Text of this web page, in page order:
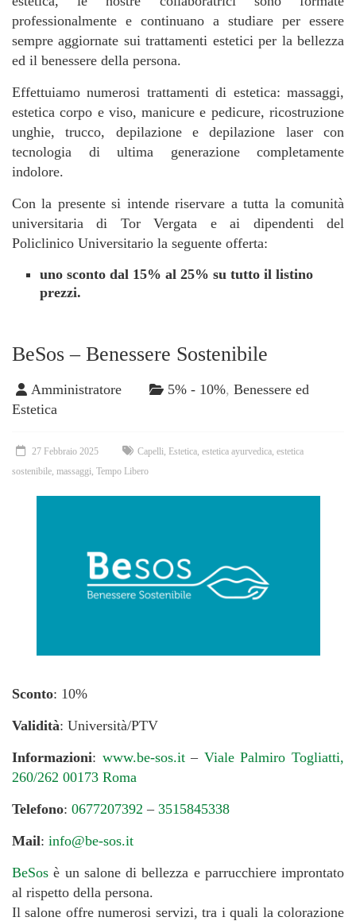
professionalmente e continuano a studiare per essere
sempre aggiornate sui trattamenti estetici per la bellezza
ed il benessere della persona.
Effettuiamo numerosi trattamenti di estetica: massaggi,
estetica corpo e viso, manicure e pedicure, ricostruzione
unghie, trucco, depilazione e depilazione laser con
tecnologia di ultima generazione completamente
indolore.
Con la presente si intende riservare a tutta la comunità
universitaria di Tor Vergata e ai dipendenti del
Policlinico Universitario la seguente offerta:
uno sconto dal 15% al 25% su tutto il listino
prezzi.
BeSos – Benessere Sostenibile
Amministratore 5% - 10%, Benessere ed
Estetica
27 Febbraio 2025 Capelli Estetica estetica ayurvedica estetica
sostenibile massaggi Tempo Libero
Sconto: 10%
Validità: Università/PTV
Informazioni: www.be-sos.it– Viale Palmiro Togliatti,
260/262 00173 Roma
Telefono: 0677207392 – 3515845338
Mail: info@be-sos.it
BeSos è un salone di bellezza e parrucchiere improntato
al rispetto della persona.
Il salone offre numerosi servizi, tra i quali la colorazione